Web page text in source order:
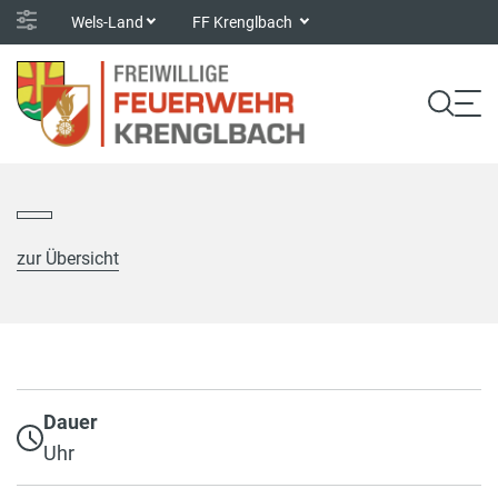
Wels-Land FF Krenglbach
zur Übersicht
Dauer
Uhr